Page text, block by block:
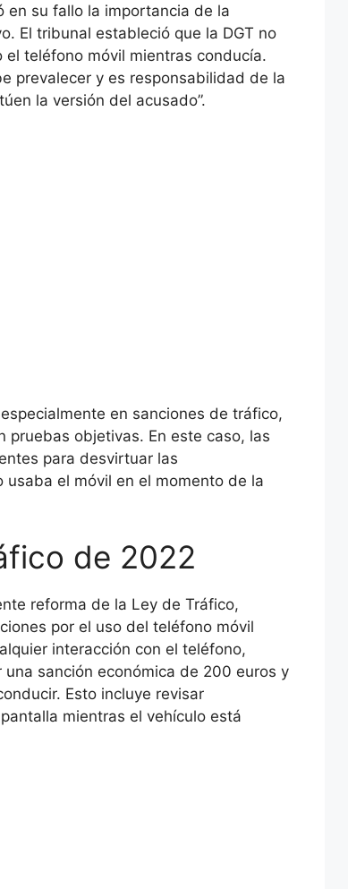
en su fallo la importancia de la
El tribunal estableció que la DGT no
teléfono móvil mientras conducía.
prevalecer y es responsabilidad de la
la versión del acusado”.
en sanciones de tráfico,
pruebas objetivas. En este caso, las
para desvirtuar las
el móvil en el momento de la
de 2022
reforma de la Ley de Tráfico,
por el uso del teléfono móvil
interacción con el teléfono,
sanción económica de 200 euros y
Esto incluye revisar
mientras el vehículo está